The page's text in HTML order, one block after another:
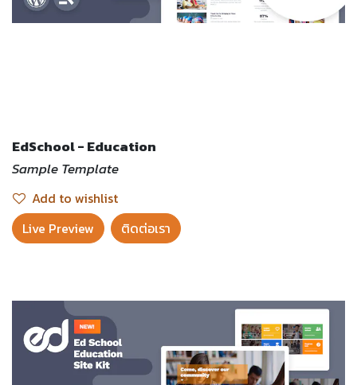
EdSchool - Education
Sample Template
Add to wishlist
Live Preview​
ติดต่อเรา